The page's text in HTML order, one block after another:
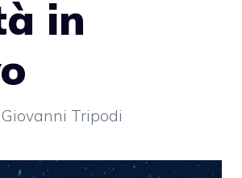
in
Giovanni Tripodi